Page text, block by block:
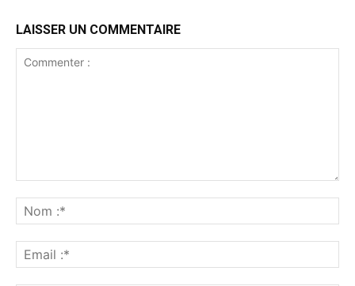
LAISSER UN COMMENTAIRE
:*
:*